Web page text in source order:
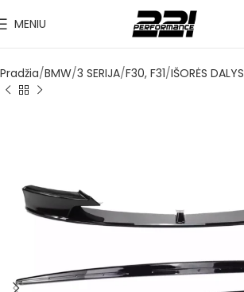
MENIU
Pradžia BMW 3 SERIJA F30, F31 IŠORĖS DALYS
✔
Pristatymas per 3–5 d. d.